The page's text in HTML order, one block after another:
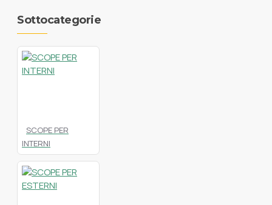
Sottocategorie
SCOPE PER
INTERNI